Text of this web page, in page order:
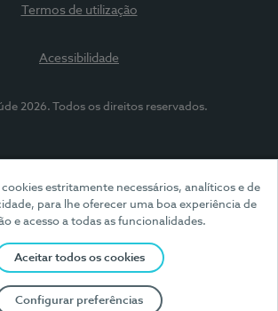
estritamente necessários, analíticos e de
para lhe oferecer uma boa experiência de
e acesso a todas as funcionalidades.
Aceitar todos os cookies
Configurar preferências
Termos de utilização
Acessibilidade
2026. Todos os direitos reservados.